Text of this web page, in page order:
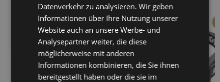
Datenverkehr zu analysieren. Wir geben
Informationen über Ihre Nutzung unserer
Website auch an unsere Werbe- und
Analysepartner weiter, die diese
möglicherweise mit anderen
Informationen kombinieren, die Sie ihnen
bereitgestellt haben oder die sie im